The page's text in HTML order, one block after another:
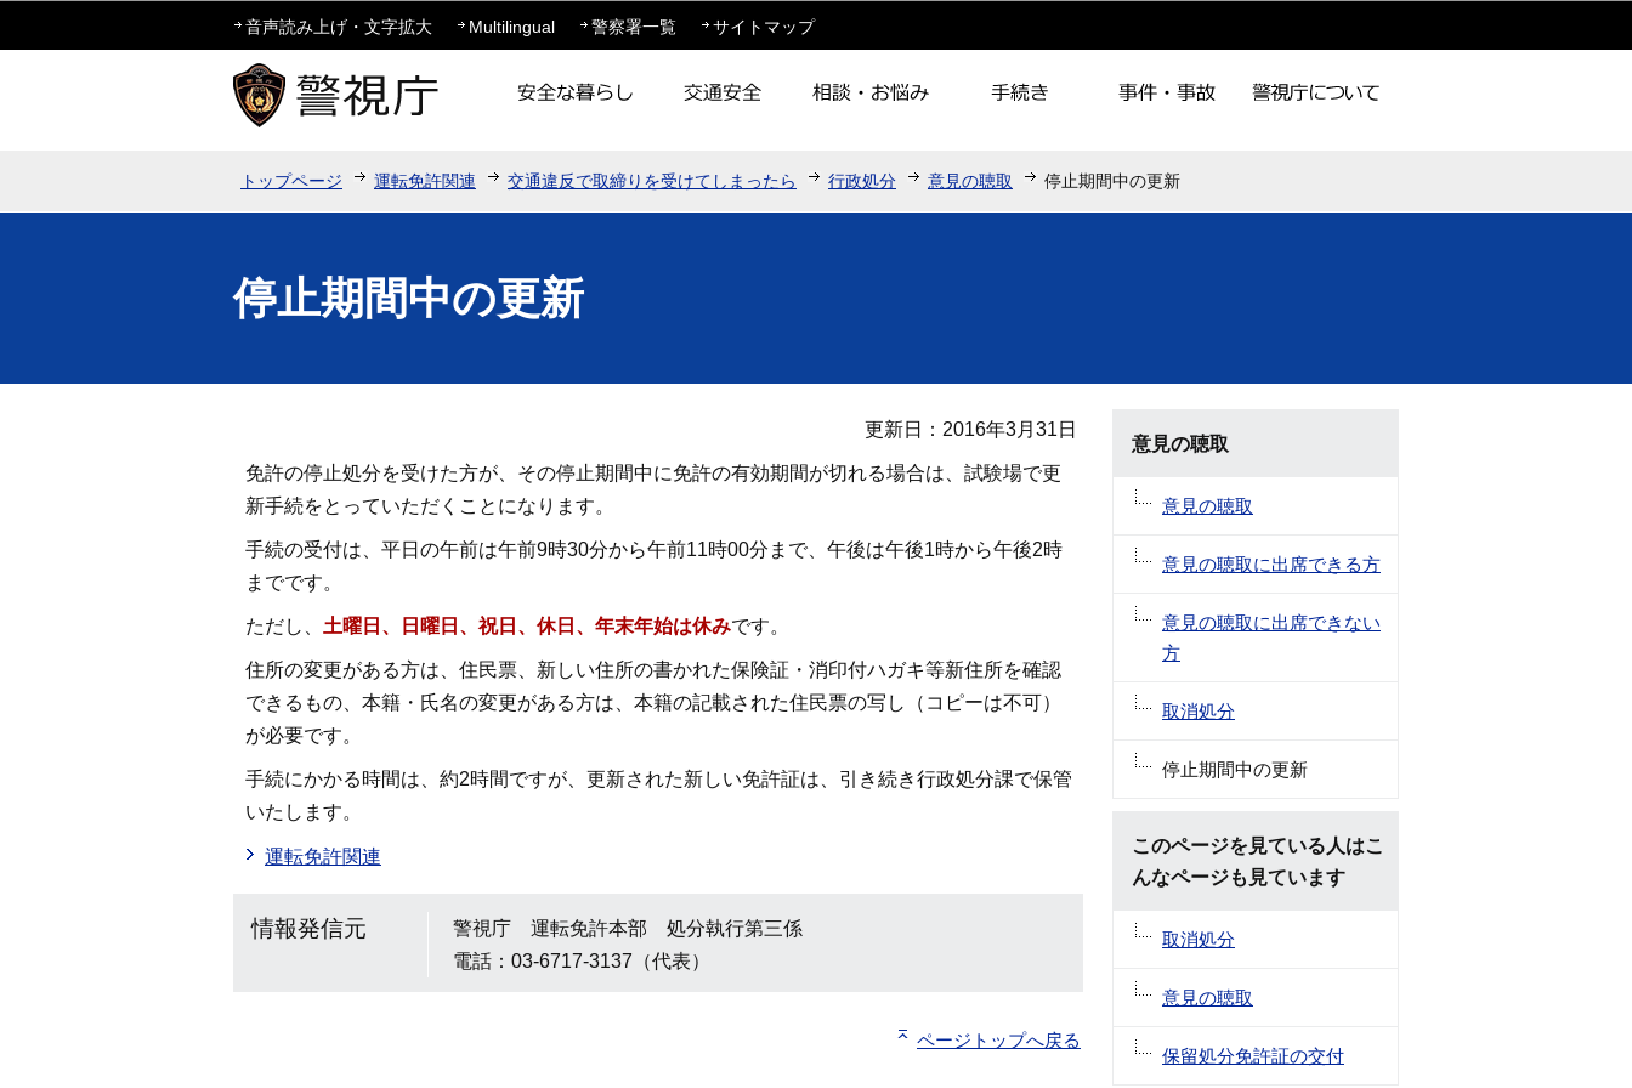
このページの本文へ移動
音声読み上げ・文字拡大 Multilingual 警察署一覧 サイトマップ
トップページ 運転免許関連 交通違反で取締りを受けてしまったら 行政処分 意見の聴取 停止期間中の更新
停止期間中の更新
更新日：2016年3月31日
免許の停止処分を受けた方が、その停止期間中に免許の有効期間が切れる場合は、試験場で更
新手続をとっていただくことになります。
手続の受付は、平日の午前は午前9時30分から午前11時00分まで、午後は午後1時から午後2時
までです。
ただし、 土曜日、日曜日、祝日、休日、年末年始は休みです。
住所の変更がある方は、住民票、新しい住所の書かれた保険証・消印付ハガキ等新住所を確認
できるもの、本籍・氏名の変更がある方は、本籍の記載された住民票の写し（コピーは不可）
が必要です。
手続にかかる時間は、約2時間ですが、更新された新しい免許証は、引き続き行政処分課で保管
いたします。
運転免許関連
情報発信元
警視庁 運転免許本部 処分執行第三係
電話：03-6717-3137（代表）
ページトップへ戻る
意見の聴取
意見の聴取
意見の聴取に出席できる方
意見の聴取に出席できない
方
取消処分
停止期間中の更新
このページを見ている人はこ
んなページも見ています
取消処分
意見の聴取
保留処分免許証の交付